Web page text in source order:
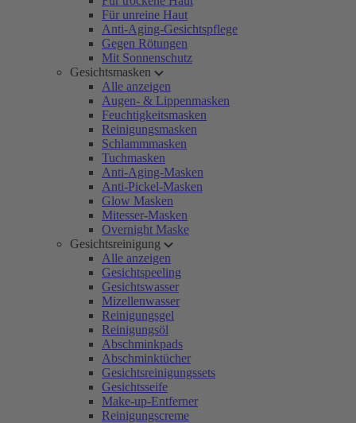
Für unreine Haut
Anti-Aging-Gesichtspflege
Gegen Rötungen
Mit Sonnenschutz
Gesichtsmasken
Alle anzeigen
Augen- & Lippenmasken
Feuchtigkeitsmasken
Reinigungsmasken
Schlammmasken
Tuchmasken
Anti-Aging-Masken
Anti-Pickel-Masken
Glow Masken
Mitesser-Masken
Overnight Maske
Gesichtsreinigung
Alle anzeigen
Gesichtspeeling
Gesichtswasser
Mizellenwasser
Reinigungsgel
Reinigungsöl
Abschminkpads
Abschminktücher
Gesichtsreinigungssets
Gesichtsseife
Make-up-Entferner
Reinigungscreme